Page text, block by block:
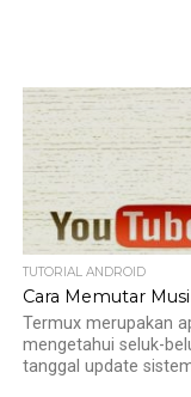
TUTORIAL ANDROID
Cara Memutar
Termux merupakan
mengetahui seluk-
tanggal update